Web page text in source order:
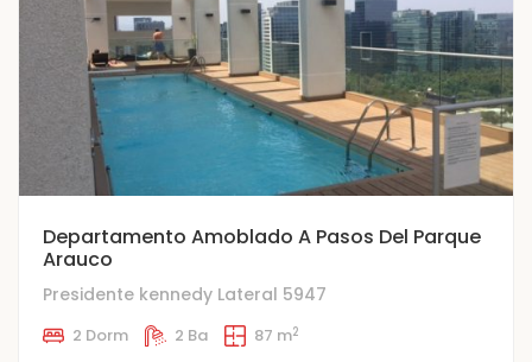
Departamento Amoblado A Pasos Del Parque
Arauco
Presidente kennedy Lateral 5947
2 Dorm 2 Ba 87 m2